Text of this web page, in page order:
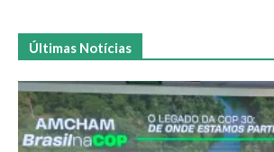
Últimas Notícias